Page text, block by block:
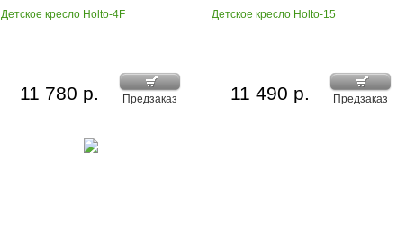
Детское кресло Holto-4F
Предзаказ
11 780 р.
Детское кресло Holto-15
Предзаказ
11 490 р.